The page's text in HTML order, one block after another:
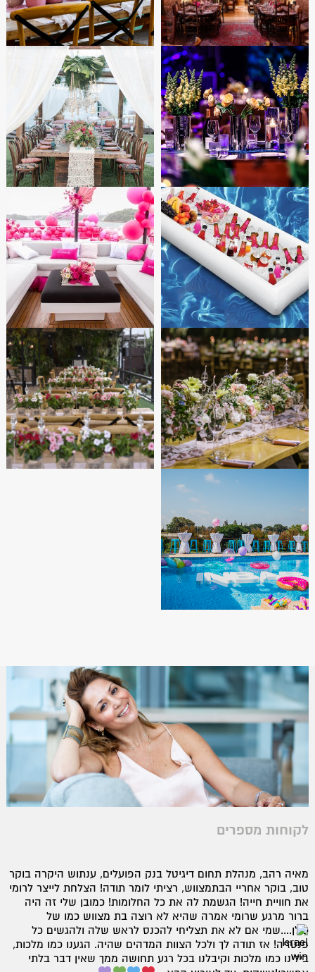
לקוחות מספרים
מאיה רהב, מנהלת תחום דיגיטל בנק הפועלים, ענתוש היקרה בוקר
טוב, בוקר אחריי הבתמצווש, רציתי לומר תודה! הצלחת לייצר לרומי
את חוויית חייה! הגשמת לה את כל החלומות! כמובן שלי זה היה
ברור מרגע שרומי אמרה שהיא לא רוצה בת מצווש כמו של
כולן....שמי אם לא את תצליחי להכנס לראש שלה ולהגשים כל
פנטזיה! אז תודה לך ולכל הצוות המדהים שהיה. הגענו כמו מלכות,
בילינו כמו מלכות וקיבלנו בכל רגע תחושה ממך שאין דבר בלתי